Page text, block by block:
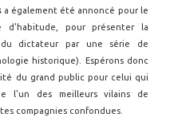
a également été annoncé pour le
d'habitude, pour présenter la
dictateur par une série de
historique). Espérons donc
du grand public pour celui qui
l'un des meilleurs vilains de
compagnies confondues.